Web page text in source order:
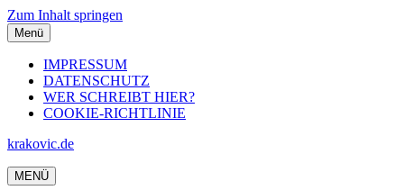
Zum Inhalt springen
Menü
IMPRESSUM
DATENSCHUTZ
WER SCHREIBT HIER?
COOKIE-RICHTLINIE
krakovic.de
MENÜ